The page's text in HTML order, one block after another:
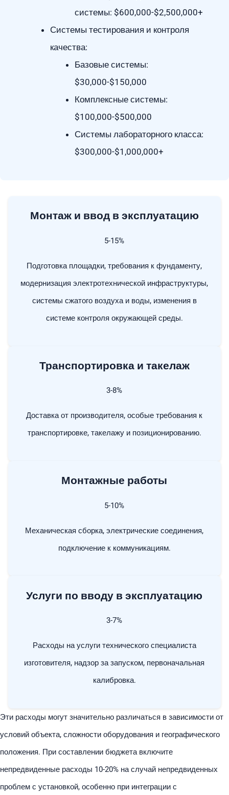
системы: $600,000-$2,500,000+
Системы тестирования и контроля
качества:
Базовые системы:
$30,000-$150,000
Комплексные системы:
$100,000-$500,000
Системы лабораторного класса:
$300,000-$1,000,000+
Монтаж и ввод в эксплуатацию
5-15%
Подготовка площадки, требования к фундаменту,
модернизация электротехнической инфраструктуры,
системы сжатого воздуха и воды, изменения в
системе контроля окружающей среды.
Транспортировка и такелаж
3-8%
Доставка от производителя, особые требования к
транспортировке, такелажу и позиционированию.
Монтажные работы
5-10%
Механическая сборка, электрические соединения,
подключение к коммуникациям.
Услуги по вводу в эксплуатацию
3-7%
Расходы на услуги технического специалиста
изготовителя, надзор за запуском, первоначальная
калибровка.
Эти расходы могут значительно различаться в зависимости от
условий объекта, сложности оборудования и географического
положения. При составлении бюджета включите
непредвиденные расходы 10-20% на случай непредвиденных
проблем с установкой, особенно при интеграции с